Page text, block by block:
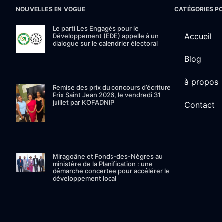
NOUVELLES EN VOGUE
Le parti Les Engagés pour le
Développement (EDE) appelle à un
dialogue sur le calendrier électoral
Remise des prix du concours d’écriture
Prix Saint Jean 2026, le vendredi 31
juillet par KOFADNIP
Miragoâne et Fonds-des-Nègres au
ministère de la Planification : une
démarche concertée pour accélérer le
développement local
CATÉGORIES
Accueil
Blog
à propos
Contact